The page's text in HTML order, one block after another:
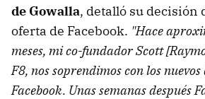
de Gowalla, detalló su decisión
oferta de Facebook. "Hace
meses, mi co-fundador Scott
F8, nos soprendimos con los
Facebook. Unas semanas después